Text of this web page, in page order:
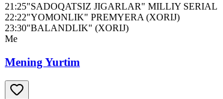
21:25"SADOQATSIZ JIGARLAR" MILLIY SERIAL
22:22"YOMONLIK" PREMYERA (XORIJ)
23:30"BALANDLIK" (XORIJ)
Me
Mening Yurtim